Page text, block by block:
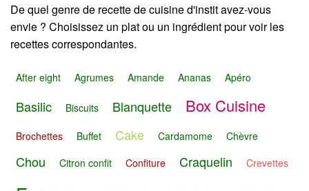
De quel genre de recette de cuisine d'instit avez-vous
envie ? Choisissez un plat ou un ingrédient pour voir les
recettes correspondantes.
After eight Agrumes Amande Ananas Apéro
Basilic Biscuits Blanquette Box Cuisine
Brochettes Buffet Cake Cardamome Chèvre
Chou Citron confit Confiture Craquelin Crevettes